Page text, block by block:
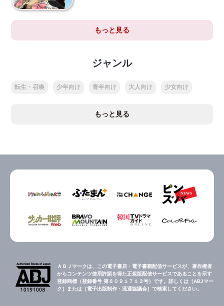
もっと見る
ジャンル
転生・召喚 少年向け 青年向け 大人向け 少女向け
もっと見る
ＡＢＪマークは、この電子書店・電子書籍配信サービスが、著作権者
からコンテンツ使用許諾を得た正規版配信サービスであることを示す
登録商標（登録番号 第６０９１７１３号）です。詳しくは［ABJマー
ク］または［電子出版制作・流通協議会］で検索してください。